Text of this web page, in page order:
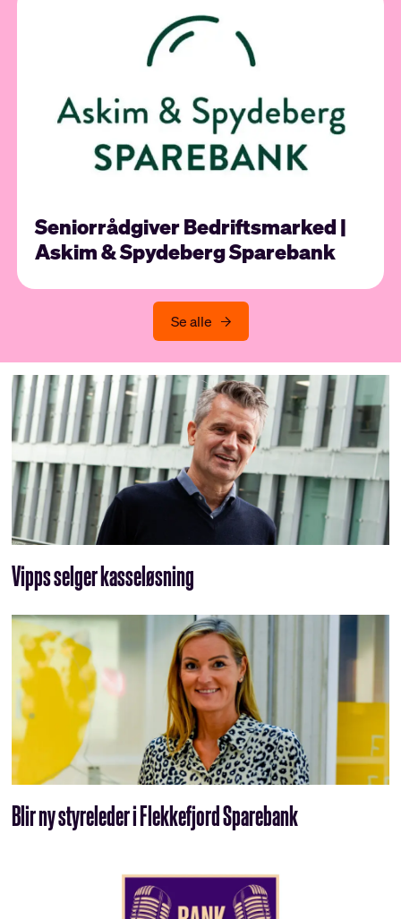
Seniorrådgiver Bedriftsmarked |
Askim & Spydeberg Sparebank
Se alle
Vipps selger kasseløsning
Blir ny styreleder i Flekkefjord Sparebank